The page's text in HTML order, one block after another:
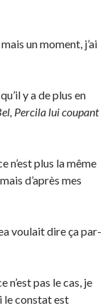
un moment, j’ai
y a de plus en
Percila lui coupant
n’est plus la même
d’après mes
voulait dire ça par-
n’est pas le cas, je
le constat est